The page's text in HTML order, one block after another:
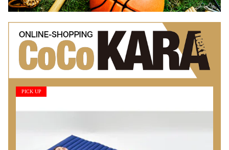
PICK UP